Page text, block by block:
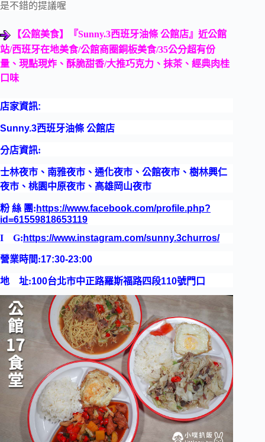
是不錯的提議喔
【公館美食】『Sunny.3西班牙油條 公館店』近公館
站/西班牙在地美食/公館商圈銅板美食/35公分超有份
量、現點現炸、酥脆甜香/大推巧克力、抹茶、經典肉桂
口味
店家資訊:
Sunny.3西班牙油條 公館店
分店資訊:
士林夜市、南雅夜市、通化夜市、公館夜市、樹林興仁
夜市、桃園中原夜市、高雄岡山夜市
粉 絲 團: https://www.facebook.com/profile.php?
id=61559818653119
I
G: https://www.instagram.com/sunny.3churros/
營業時間:17:30-23:00
地 址:100台北市中正路羅斯福路四段110號門口